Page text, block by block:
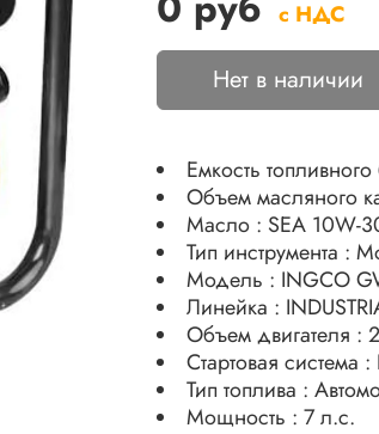
с НДС
Нет в наличии
Емкость
Объем масляного
Масло : SEA 10W-
Тип инструмента :
Модель : INGCO
Линейка :
Стартовая система
Тип топлива :
Мощность : 7 л.с.